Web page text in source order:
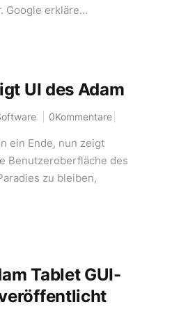
Google erkläre...
UI des Adam
0Kommentare
ein Ende, nun zeigt
Benutzeroberfläche des
zu bleiben,
Tablet GUI-